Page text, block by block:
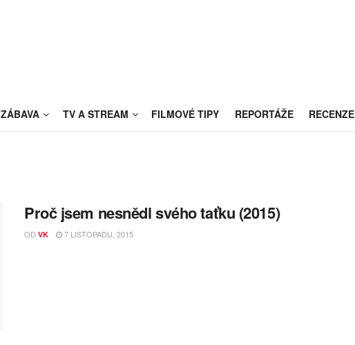
ZÁBAVA TV A STREAM FILMOVÉ TIPY REPORTÁŽE RECENZE
Proč jsem nesnědl svého taťku (2015)
OD VK 7 LISTOPADU, 2015